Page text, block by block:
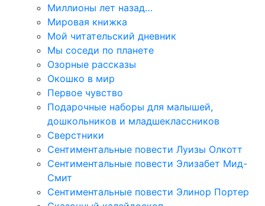
Миллионы лет назад…
Мировая книжка
Мой читательский дневник
Мы соседи по планете
Озорные рассказы
Окошко в мир
Первое чувство
Подарочные наборы для малышей,
дошкольников и младшеклассников
Сверстники
Сентиментальные повести Луизы Олкотт
Сентиментальные повести Элизабет Мид-
Смит
Сентиментальные повести Элинор Портер